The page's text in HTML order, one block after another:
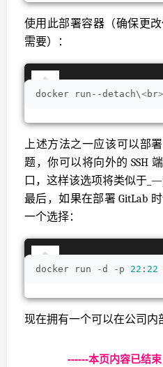
使用此部署容器（确保更
需要）：
docker run--detach\<br>
上述方法之一应该可以部
题，你可以将向外的 SSH
口，这样该选项将类似于
最后，如果在部署 GitLab
一个选择：
docker run -d -p 22 : 22
现在拥有一个可以在公司内
------本页内容已结